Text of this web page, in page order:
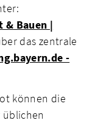
Bauen |
das zentrale
-
können die